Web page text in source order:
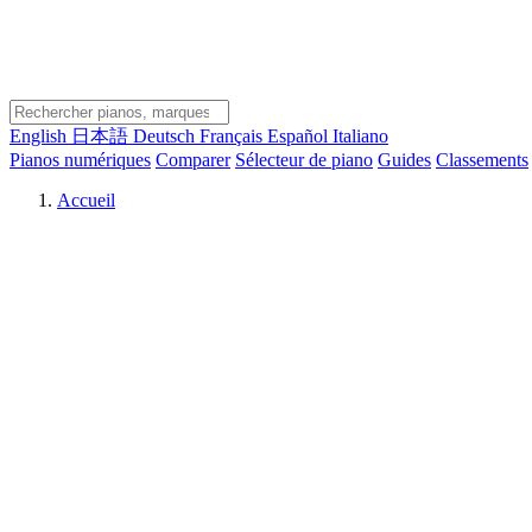
English 日本語 Deutsch Français Español Italiano
Pianos numériques Comparer Sélecteur de piano Guides Classements
Accueil